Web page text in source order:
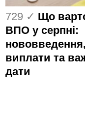
729 ✓ Що
ВПО у серпні:
виплати та
дати